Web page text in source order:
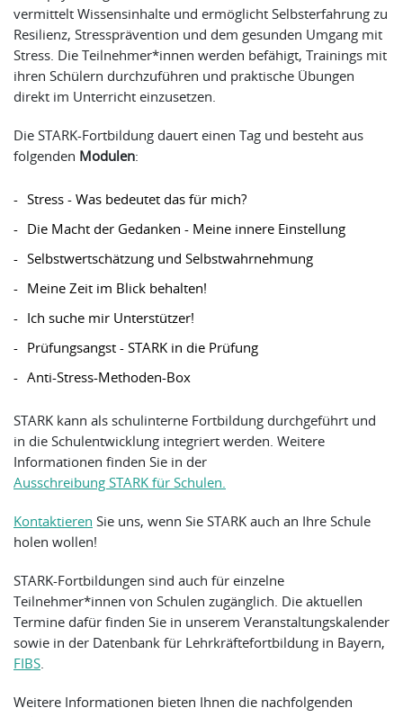
vermittelt Wissensinhalte und ermöglicht Selbsterfahrung zu
Resilienz, Stressprävention und dem gesunden Umgang mit
Stress. Die Teilnehmer*innen werden befähigt, Trainings mit
ihren Schülern durchzuführen und praktische Übungen
direkt im Unterricht einzusetzen.
Die STARK-Fortbildung dauert einen Tag und besteht aus
folgenden Modulen:
Stress - Was bedeutet das für mich?
Die Macht der Gedanken - Meine innere Einstellung
Selbstwertschätzung und Selbstwahrnehmung
Meine Zeit im Blick behalten!
Ich suche mir Unterstützer!
Prüfungsangst - STARK in die Prüfung
Anti-Stress-Methoden-Box
STARK kann als schulinterne Fortbildung durchgeführt und
in die Schulentwicklung integriert werden. Weitere
Informationen finden Sie in der
Ausschreibung STARK für Schulen.
Kontaktieren Sie uns, wenn Sie STARK auch an Ihre Schule
holen wollen!
STARK-Fortbildungen sind auch für einzelne
Teilnehmer*innen von Schulen zugänglich. Die aktuellen
Termine dafür finden Sie in unserem Veranstaltungskalender
sowie in der Datenbank für Lehrkräftefortbildung in Bayern,
FIBS
Weitere Informationen bieten Ihnen die nachfolgenden